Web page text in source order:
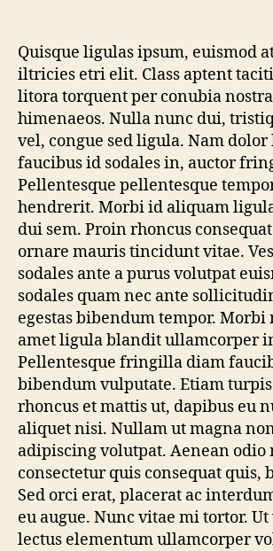
Quisque ligulas ipsum, euismod
iltricies etri elit. Class aptent
litora torquent per conubia
himenaeos. Nulla nunc dui,
vel, congue sed ligula. Nam
faucibus id sodales in, auctor
Pellentesque pellentesque
hendrerit. Morbi id aliquam
dui sem. Proin rhoncus
ornare mauris tincidunt vitae.
sodales ante a purus volutpat
sodales quam nec ante
egestas bibendum tempor.
amet ligula blandit ullamcorper
Pellentesque fringilla diam
bibendum vulputate. Etiam
rhoncus et mattis ut, dapibus eu
aliquet nisi. Nullam ut magna
adipiscing volutpat. Aenean odio
consectetur quis consequat quis,
Sed orci erat, placerat ac
eu augue. Nunc vitae mi tortor.
lectus elementum ullamcorper